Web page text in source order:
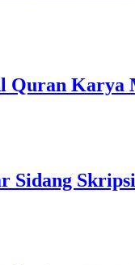
Quran
Sidang Skripsi